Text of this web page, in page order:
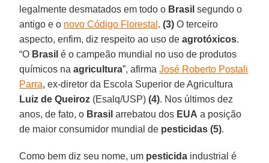
legalmente desmatados em todo o Brasil segundo o
antigo e o novo Código Florestal .(3) O terceiro
aspecto, enfim, diz respeito ao uso deagrotóxicos.
“O Brasil é o campeão mundial no uso de produtos
químicos naagricultura”, afirmaJosé Roberto Postali
Parra, ex-diretor da Escola Superior de Agricultura
Luiz de Queiroz (Esalq/USP)(4). Nos últimos dez
anos, de fato, o Brasil arrebatou dos EUA a posição
de maior consumidor mundial de pesticidas (5).
Como bem diz seu nome, um pesticida industrial é